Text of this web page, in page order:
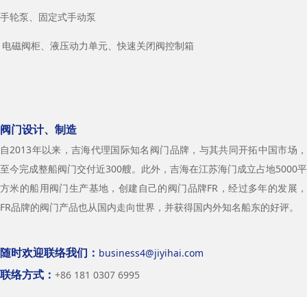
阀门设计、制造
自2013年以来，吉海代理国际知名阀门品牌，与其共同开拓中国市场，
至今完成整船阀门交付近300艘。此外，吉海在江苏海门成立占地5000平
方米的船用阀门生产基地，创建自己的阀门品牌FR，经过多年的发展，
FR品牌的阀门产品也从国内走向世界，并获得国内外知名船东的好评。
随时欢迎联络我们： business4@jiyihai.com
联络方式： +86 181 0307 6995
手轮泵、固定式手动泵
电磁阀柜、液压动力单元、快速关闭阀控制箱